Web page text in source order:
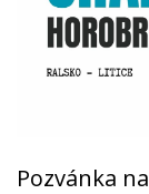
Pozvánka